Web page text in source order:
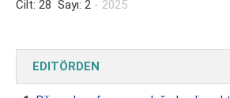
Cilt: 28 Sayı: 2 - 2025
EDITÖRDEN